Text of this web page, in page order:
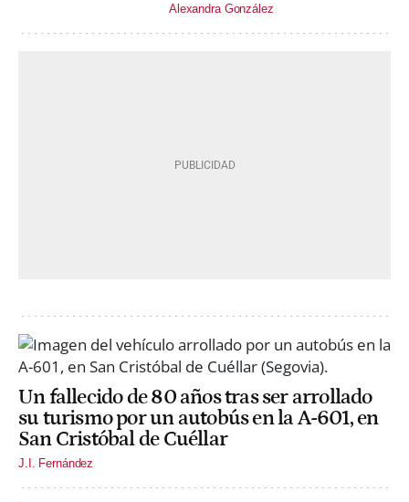
Alexandra González
Un fallecido de 80 años tras ser arrollado
su turismo por un autobús en la A-601, en
San Cristóbal de Cuéllar
J.I. Fernández